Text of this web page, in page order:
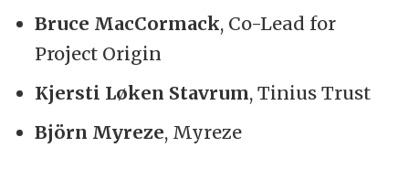
Bruce MacCormack, Co-Lead for
Project Origin
Kjersti Løken Stavrum, Tinius Trust
Björn Myreze, Myreze